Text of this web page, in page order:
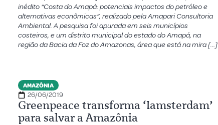
inédito “Costa do Amapá: potenciais impactos do petróleo e
alternativas econômicas”, realizado pela Amapari Consultoria
Ambiental. A pesquisa foi apurada em seis municípios
costeiros, e um distrito municipal do estado do Amapá, na
região da Bacia da Foz do Amazonas, área que está na mira […]
AMAZÔNIA
26/06/2019
Greenpeace transforma ‘Iamsterdam’
para salvar a Amazônia